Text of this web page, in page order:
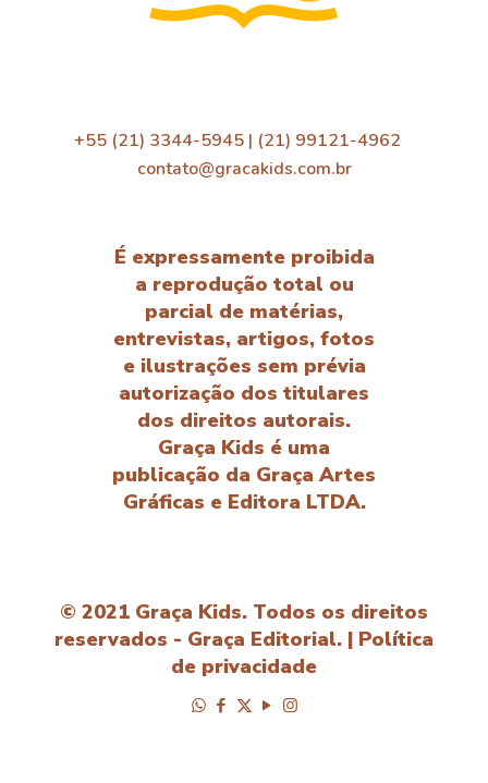
+55 (21) 3344-5945 | (21) 99121-4962
contato@gracakids.com.br
É expressamente proibida
a reprodução total ou
parcial de matérias,
entrevistas, artigos, fotos
e ilustrações sem prévia
autorização dos titulares
dos direitos autorais.
Graça Kids é uma
publicação da Graça Artes
Gráficas e Editora LTDA.
© 2021 Graça Kids. Todos os direitos
reservados - Graça Editorial. | Política
de privacidade